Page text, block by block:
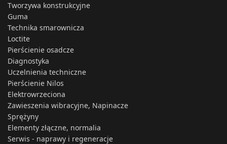
Tworzywa konstrukcyjne
Guma
Technika smarownicza
Loctite
Pierścienie osadcze
Diagnostyka
Uczelnienia techniczne
Pierścienie Nilos
Elektrowrzeciona
Zawieszenia wibracyjne, Napinacze
Sprężyny
Elementy złączne, normalia
Serwis - naprawy i regeneracje